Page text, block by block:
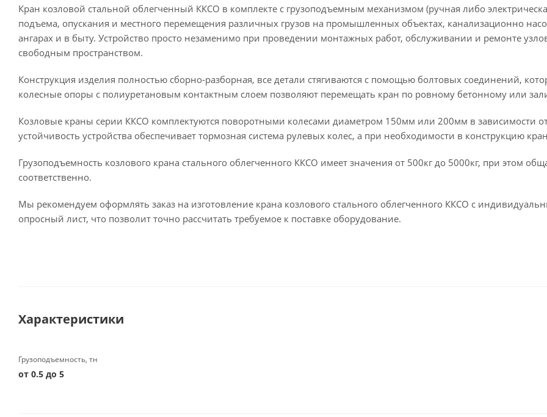
Кран козловой стальной облегченный ККСО в комплекте с грузоподъемным механизмом (ручная либо
подъема, опускания и местного перемещения различных грузов на промышленных объектах, канализационно
ангарах и в быту. Устройство просто незаменимо при проведении монтажных работ, обслуживании и ремонте
свободным пространством.
Конструкция изделия полностью сборно-разборная, все детали стягиваются с помощью болтовых соединений,
колесные опоры с полиуретановым контактным слоем позволяют перемещать кран по ровному бетонному или
Козловые краны серии ККСО комплектуются поворотными колесами диаметром 150мм или 200мм в зависимости
устойчивость устройства обеспечивает тормозная система рулевых колес, а при необходимости в конструкцию
Грузоподъемность козлового крана стального облегченного ККСО имеет значения от 500кг до 5000кг, при этом
соответственно.
Мы рекомендуем оформлять заказ на изготовление крана козлового стального облегченного ККСО с
опросный лист, что позволит точно рассчитать требуемое к поставке оборудование.
Характеристики
Грузоподъемность, тн
от 0.5 до 5